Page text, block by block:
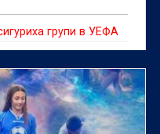
групи в УЕФА